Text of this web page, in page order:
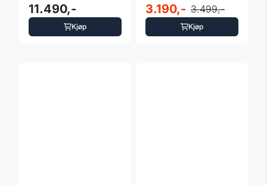
- Fargevalg
11.490,-
Kjøp
rød
3.190,- 3.499,-
Kjøp